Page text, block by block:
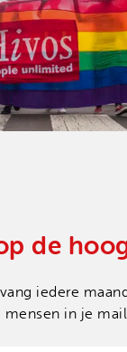
de
iedere
mensen in je